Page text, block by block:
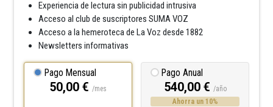
Experiencia de lectura sin publicidad intrusiva
Acceso al club de suscriptores SUMA VOZ
Acceso a la hemeroteca de La Voz desde 1882
Newsletters informativas
Pago Mensual
50,00 € /mes
Pago Anual
540,00 € /año
Ahorra un 10%